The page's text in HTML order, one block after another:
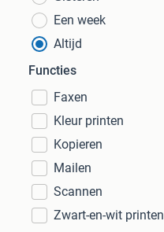
Een week
Altijd
Functies
Faxen
Kleur printen
Kopieren
Mailen
Scannen
Zwart-en-wit printen